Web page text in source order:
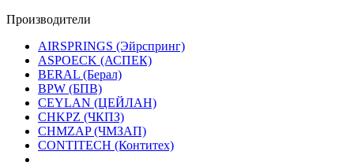
Производители
AIRSPRINGS (Эйрспринг)
ASPOECK (АСПЕК)
BERAL (Берал)
BPW (БПВ)
CEYLAN (ЦЕЙЛАН)
CHKPZ (ЧКПЗ)
CHMZAP (ЧМЗАП)
CONTITECH (Контитех)